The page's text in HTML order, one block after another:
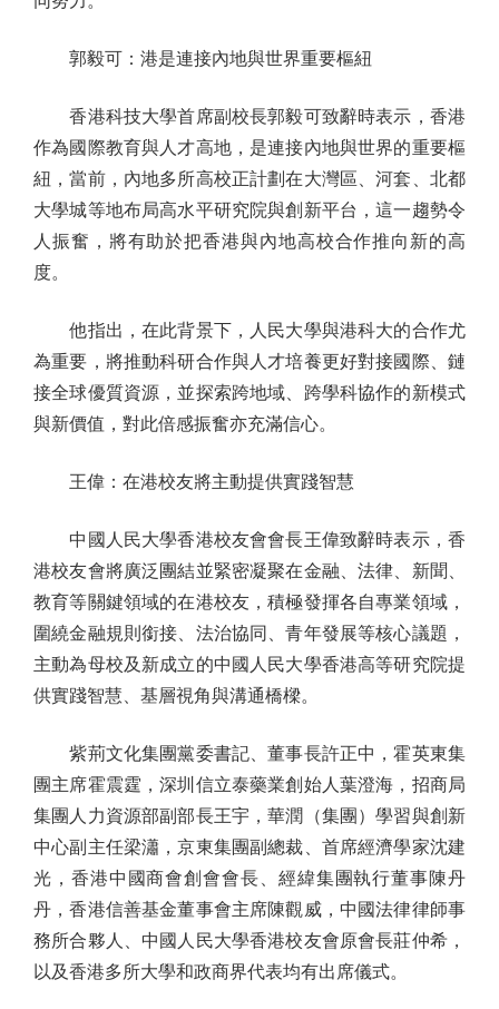
郭毅可：港是連接內地與世界重要樞紐
香港科技大學首席副校長郭毅可致辭時表示，香港
作為國際教育與人才高地，是連接內地與世界的重要樞
紐，當前，內地多所高校正計劃在大灣區、河套、北都
大學城等地布局高水平研究院與創新平台，這一趨勢令
人振奮，將有助於把香港與內地高校合作推向新的高
度。
他指出，在此背景下，人民大學與港科大的合作尤
為重要，將推動科研合作與人才培養更好對接國際、鏈
接全球優質資源，並探索跨地域、跨學科協作的新模式
與新價值，對此倍感振奮亦充滿信心。
王偉：在港校友將主動提供實踐智慧
中國人民大學香港校友會會長王偉致辭時表示，香
港校友會將廣泛團結並緊密凝聚在金融、法律、新聞、
教育等關鍵領域的在港校友，積極發揮各自專業領域，
圍繞金融規則銜接、法治協同、青年發展等核心議題，
主動為母校及新成立的中國人民大學香港高等研究院提
供實踐智慧、基層視角與溝通橋樑。
紫荊文化集團黨委書記、董事長許正中，霍英東集
團主席霍震霆，深圳信立泰藥業創始人葉澄海，招商局
集團人力資源部副部長王宇，華潤（集團）學習與創新
中心副主任梁瀟，京東集團副總裁、首席經濟學家沈建
光，香港中國商會創會會長、經緯集團執行董事陳丹
丹，香港信善基金董事會主席陳觀威，中國法律律師事
務所合夥人、中國人民大學香港校友會原會長莊仲希，
以及香港多所大學和政商界代表均有出席儀式。